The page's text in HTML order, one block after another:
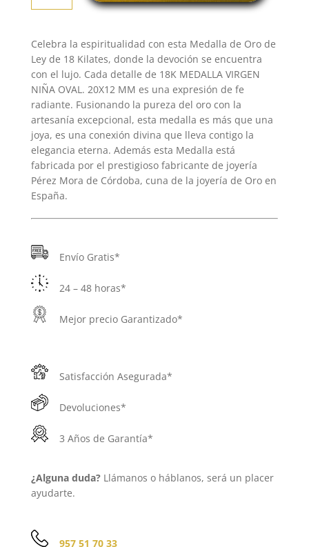
VIRGEN
OVAL.
20X12
MM
cantidad
Celebra la espiritualidad con esta Medalla de Oro de
Ley de 18 Kilates, donde la devoción se encuentra
con el lujo. Cada detalle de 18K MEDALLA VIRGEN
NIÑA OVAL. 20X12 MM es una expresión de fe
radiante. Fusionando la pureza del oro con la
artesanía excepcional, esta medalla es más que una
joya, es una conexión divina que lleva contigo la
elegancia eterna. Además esta Medalla está
fabricada por el prestigioso fabricante de joyería
Pérez Mora de Córdoba, cuna de la joyería de Oro en
España.
Envío Gratis*
24 – 48 horas*
Mejor precio Garantizado*
Satisfacción Asegurada*
Devoluciones*
3 Años de Garantía*
¿Alguna duda?Llámanos o háblanos, será un placer
ayudarte.
957 51 70 33